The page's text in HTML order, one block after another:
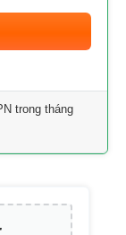
trong tháng